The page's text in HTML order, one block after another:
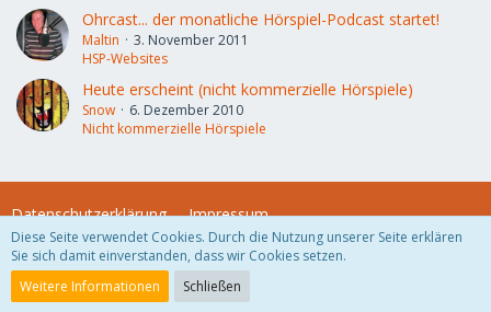
Ohrcast... der monatliche Hörspiel-Podcast startet!
Maltin
3. November 2011
HSP-Websites
Heute erscheint (nicht kommerzielle Hörspiele)
Snow
6. Dezember 2010
Nicht kommerzielle Hörspiele
Datenschutzerklärung Impressum
Community-Software:
Diese Seite verwendet Cookies. Durch die Nutzung unserer Seite erklären
Sie sich damit einverstanden, dass wir Cookies setzen.
Weitere Informationen
Schließen